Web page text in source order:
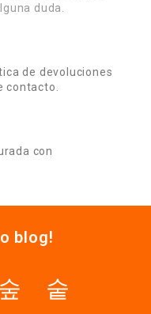
duda.
de devoluciones
contacto.
con
blog!